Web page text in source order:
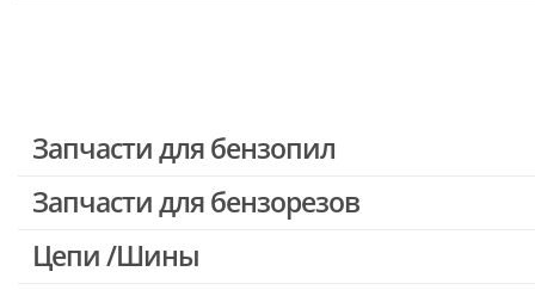
Запчасти для бензопил
Запчасти для бензопил Stihl
Запчасти для бензорезов
Цепи /Шины